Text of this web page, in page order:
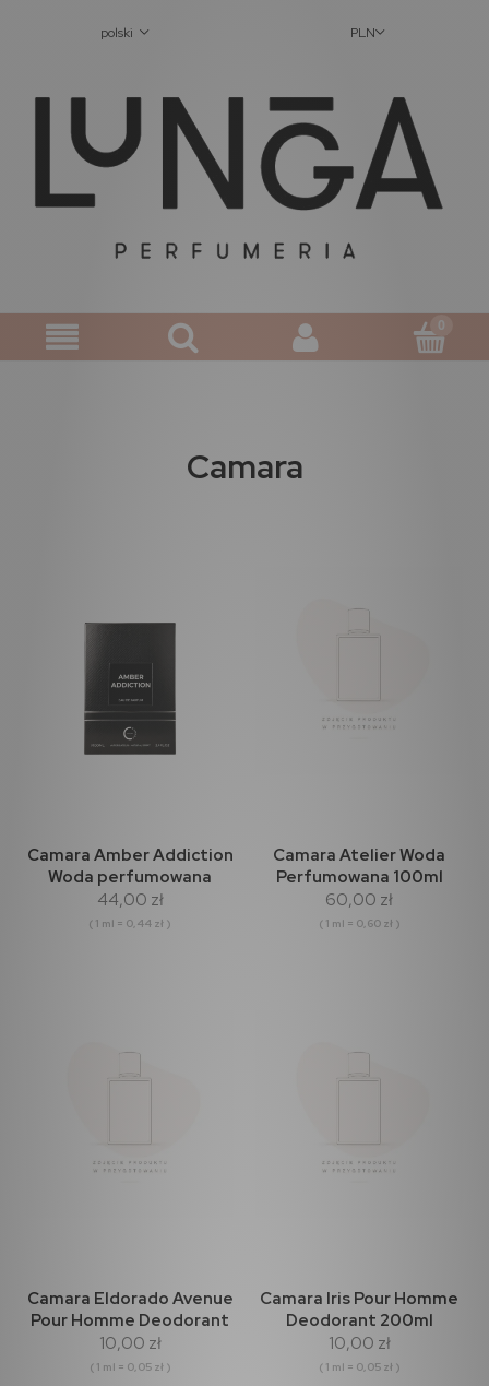
polski PLN
Camara
Camara Amber Addiction
Woda perfumowana
100ml
44,00 zł
( 1 ml = 0,44 zł )
Camara Atelier Woda
Perfumowana 100ml
60,00 zł
( 1 ml = 0,60 zł )
Camara Eldorado Avenue
Pour Homme Deodorant
200ml
10,00 zł
( 1 ml = 0,05 zł )
Camara Iris Pour Homme
Deodorant 200ml
10,00 zł
( 1 ml = 0,05 zł )